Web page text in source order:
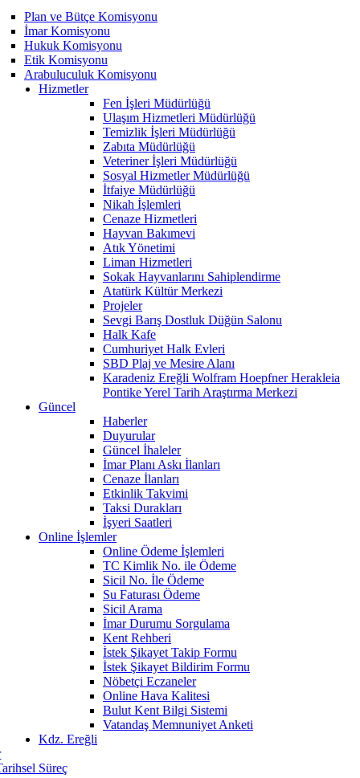
Plan ve Bütçe Komisyonu
İmar Komisyonu
Hukuk Komisyonu
Etik Komisyonu
Arabuluculuk Komisyonu
Hizmetler
Fen İşleri Müdürlüğü
Ulaşım Hizmetleri Müdürlüğü
Temizlik İşleri Müdürlüğü
Zabıta Müdürlüğü
Veteriner İşleri Müdürlüğü
Sosyal Hizmetler Müdürlüğü
İtfaiye Müdürlüğü
Nikah İşlemleri
Cenaze Hizmetleri
Hayvan Bakımevi
Atık Yönetimi
Liman Hizmetleri
Sokak Hayvanlarını Sahiplendirme
Atatürk Kültür Merkezi
Projeler
Sevgi Barış Dostluk Düğün Salonu
Halk Kafe
Cumhuriyet Halk Evleri
SBD Plaj ve Mesire Alanı
Karadeniz Ereğli Wolfram Hoepfner Herakleia
Pontike Yerel Tarih Araştırma Merkezi
Güncel
Haberler
Duyurular
Güncel İhaleler
İmar Planı Askı İlanları
Cenaze İlanları
Etkinlik Takvimi
Taksi Durakları
İşyeri Saatleri
Online İşlemler
Online Ödeme İşlemleri
TC Kimlik No. ile Ödeme
Sicil No. İle Ödeme
Su Faturası Ödeme
Sicil Arama
İmar Durumu Sorgulama
Kent Rehberi
İstek Şikayet Takip Formu
İstek Şikayet Bildirim Formu
Nöbetçi Eczaneler
Online Hava Kalitesi
Bulut Kent Bilgi Sistemi
Vatandaş Memnuniyet Anketi
Kdz. Ereğli
Süreç